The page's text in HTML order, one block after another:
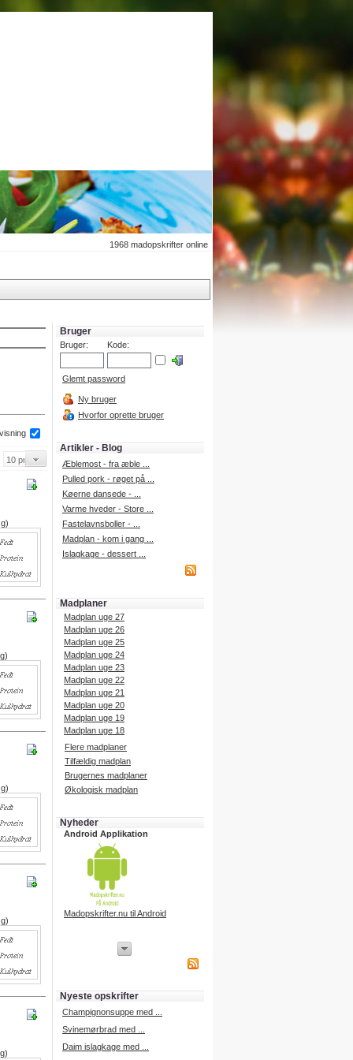
1968 madopskrifter online
Bruger
Bruger: Kode:
Glemt password
Ny bruger
Hvorfor oprette bruger
Artikler - Blog
Æblemost - fra æble ...
Pulled pork - røget på ...
Køerne dansede - ...
Varme hveder - Store ...
Fastelavnsboller - ...
Madplan - kom i gang ...
Islagkage - dessert ...
Madplaner
Madplan uge 27
Madplan uge 26
Madplan uge 25
Madplan uge 24
Madplan uge 23
Madplan uge 22
Madplan uge 21
Madplan uge 20
Madplan uge 19
Madplan uge 18
Flere madplaner
Tilfældig madplan
Brugernes madplaner
Økologisk madplan
Nyheder
Android Applikation
Madopskrifter.nu til Android
iPhone udvikling
Nyeste opskrifter
Champignonsuppe med ...
Svinemørbrad med ...
Daim islagkage med ...